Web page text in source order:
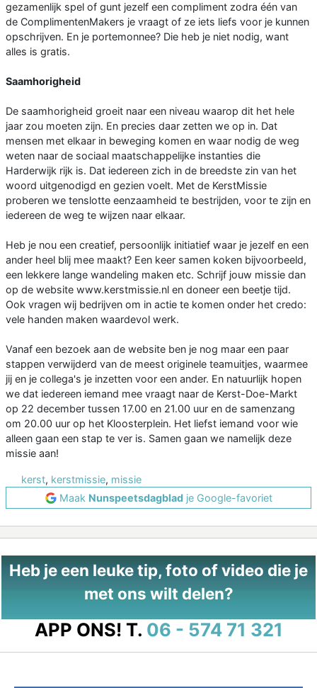
gezamenlijk spel of gunt jezelf een compliment zodra één van
de ComplimentenMakers je vraagt of ze iets liefs voor je kunnen
opschrijven. En je portemonnee? Die heb je niet nodig, want
alles is gratis.
Saamhorigheid
De saamhorigheid groeit naar een niveau waarop dit het hele
jaar zou moeten zijn. En precies daar zetten we op in. Dat
mensen met elkaar in beweging komen en waar nodig de weg
weten naar de sociaal maatschappelijke instanties die
Harderwijk rijk is. Dat iedereen zich in de breedste zin van het
woord uitgenodigd en gezien voelt. Met de KerstMissie
proberen we tenslotte eenzaamheid te bestrijden, voor te zijn en
iedereen de weg te wijzen naar elkaar.
Heb je nou een creatief, persoonlijk initiatief waar je jezelf en een
ander heel blij mee maakt? Een keer samen koken bijvoorbeeld,
een lekkere lange wandeling maken etc. Schrijf jouw missie dan
op de website www.kerstmissie.nl en doneer een beetje tijd.
Ook vragen wij bedrijven om in actie te komen onder het credo:
vele handen maken waardevol werk.
Vanaf een bezoek aan de website ben je nog maar een paar
stappen verwijderd van de meest originele teamuitjes, waarmee
jij en je collega's je inzetten voor een ander. En natuurlijk hopen
we dat iedereen iemand mee vraagt naar de Kerst-Doe-Markt
op 22 december tussen 17.00 en 21.00 uur en de samenzang
om 20.00 uur op het Kloosterplein. Het liefst iemand voor wie
alleen gaan een stap te ver is. Samen gaan we namelijk deze
missie aan!
kerst, kerstmissie, missie
Maak Nunspeetsdagbladje Google-favoriet
Heb je een leuke tip, foto of video die je
met ons wilt delen?
APP ONS! T. 06 - 574 71 321